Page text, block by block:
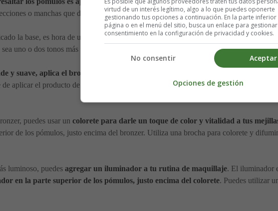
o manchas que desees ocultar, puedes utilizar un corrector antes de aplicar la
la base, es hora de utilizar elbronzer o polvo bronceador. El bronzer es un
uno o dos tonos más oscuro que tu tono de piel natural.
y suave, aplica el bronzer en las áreas de los pómulos
. Comienza desde las
aplicar el producto de manera ligera y gradual, ya que es más fácil agregar más
puedes usar un colorete para darle un toque de color y vitalidad a tus
de los pómulos, justo encima del bronzer. Utiliza una brocha para colorete y
luminoso, puedes agregar un iluminador a tu rutina de maquillaje. El iluminador
en la parte superior de los pómulos, justo encima del colorete. Puedes utilizar
virtud de un interés legítimo, algo a lo que puedes oponerte
gestionando tus opciones a continuación. En la parte inferior
página o en el menú del sitio, busca un enlace para
consentimiento en la configuración de privacidad y cookies.
Aceptar
No consentir
Opciones de gestión